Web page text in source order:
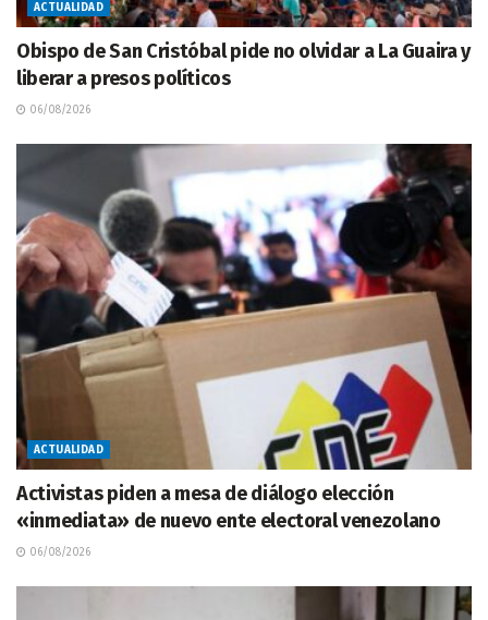
ACTUALIDAD
Obispo de San Cristóbal pide no olvidar a La Guaira y
liberar a presos políticos
06/08/2026
ACTUALIDAD
Activistas piden a mesa de diálogo elección
«inmediata» de nuevo ente electoral venezolano
06/08/2026